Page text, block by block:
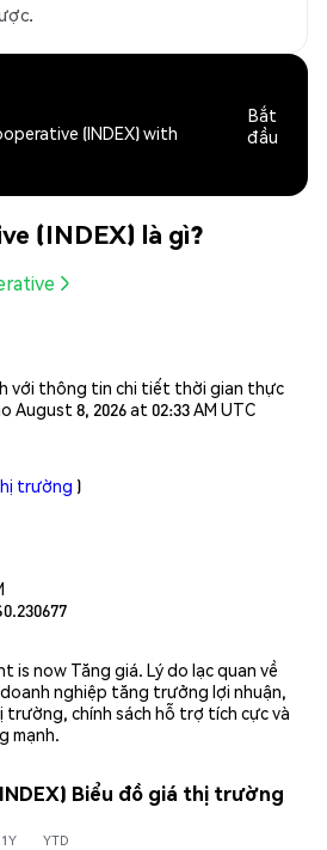
(INDEX) with
Bắt
đầu
(INDEX) là gì?
với thông tin chi tiết thời gian thực
August 8, 2026 at 02:33 AM UTC
trường )
0.230677
is now Tăng giá. Lý do lạc quan về
nghiệp tăng trưởng lợi nhuận,
chính sách hỗ trợ tích cực và
mạnh.
Biểu đồ giá thị trường
1Y YTD